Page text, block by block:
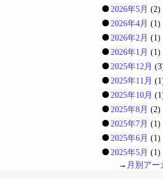
2026年5月 (2)
2026年4月 (1)
2026年2月 (1)
2026年1月 (1)
2025年12月
2025年11月
2025年10月
2025年8月 (2)
2025年7月 (1)
2025年6月 (1)
2025年5月 (1)
→ 月別アー